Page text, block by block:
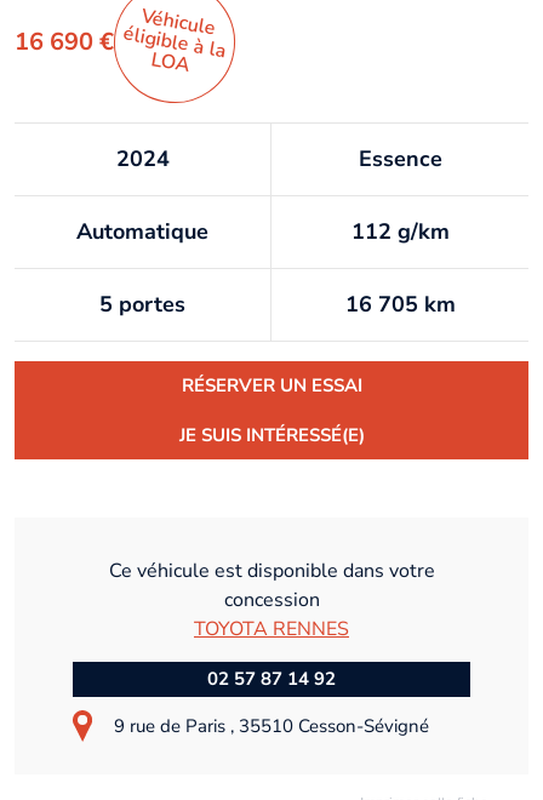
16 690 €
Véhicule
éligible à la
LO
A
2024 Essence
Automatique 112 g/km
5 portes 16 705 km
RÉSERVER UN ESSAI
JE SUIS INTÉRESSÉ(E)
Ce véhicule est disponible dans votre
concession
TOYOTA RENNES
02 57 87 14 92
9 rue de Paris , 35510 Cesson-Sévigné